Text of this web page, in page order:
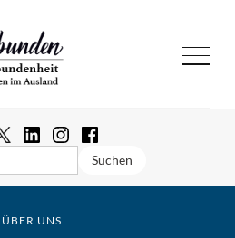
ÜBER UNS